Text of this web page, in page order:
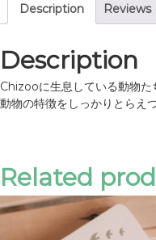
Description Reviews
Description
Chizooに生息している動物た
動物の特徴をしっかりとらえ
Related